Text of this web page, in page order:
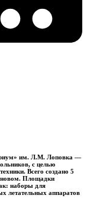
им. Л.М. Лоповка —
с целью
Всего создано 5
новом. Площадки
наборы для
летательных аппаратов